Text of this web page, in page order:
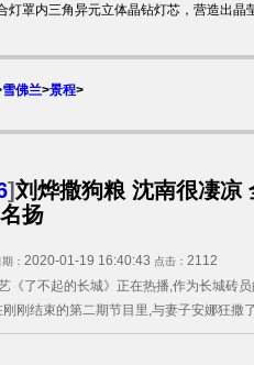
灯罩内三角异元立体晶钻灯芯，营造出
雪佛兰>景程>
]刘烨撒狗粮 沈南很凄凉
扬
期： 2020-01-19 16:40:43 点击： 2112
《了不起的长城》正在热播,作为长城砖
刚结束的第二期节目里,与妻子安娜狂撒